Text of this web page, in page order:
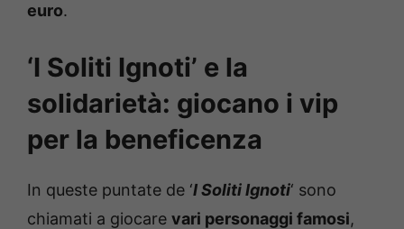
euro.
‘I Soliti Ignoti’ e la
solidarietà: giocano i vip
per la beneficenza
In queste puntate de ‘I Soliti Ignoti‘ sono
chiamati a giocare vari personaggi famosi,